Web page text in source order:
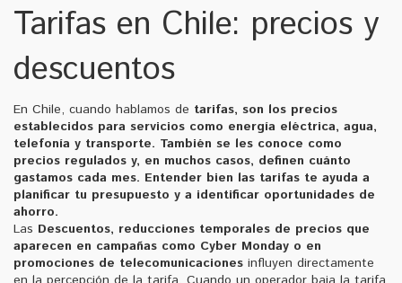
Tarifas en Chile: precios y
descuentos
En Chile, cuando hablamos de tarifas, son los precios
establecidos para servicios como energía eléctrica, agua,
telefonía y transporte. También se les conoce como
precios regulados y, en muchos casos, definen cuánto
gastamos cada mes. Entender bien las tarifas te ayuda a
planificar tu presupuesto y a identificar oportunidades de
ahorro.
Las Descuentos, reducciones temporales de precios que
aparecen en campañas como Cyber Monday o en
promociones de telecomunicaciones influyen directamente